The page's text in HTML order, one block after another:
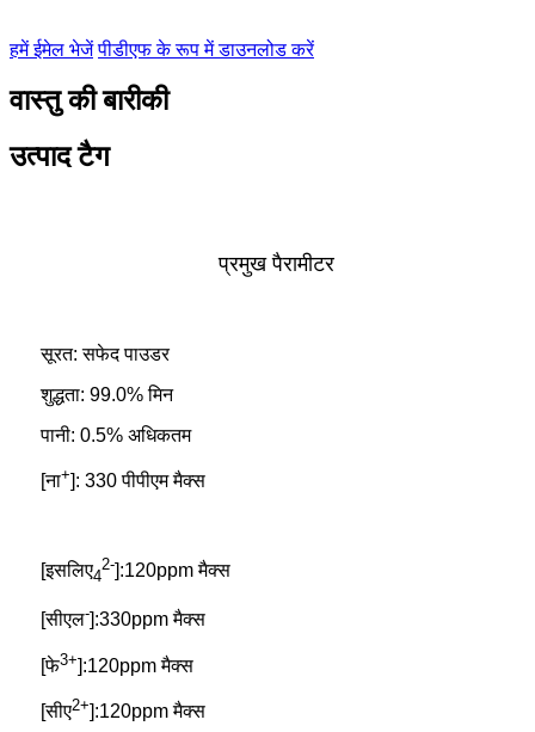
हमें ईमेल भेजें पीडीएफ के रूप में डाउनलोड करें
वास्तु की बारीकी
उत्पाद टैग
प्रमुख पैरामीटर
सूरत: सफेद पाउडर
शुद्धता: 99.0% मिन
पानी: 0.5% अधिकतम
[ना+]: 330 पीपीएम मैक्स
[इसलिए4
2-]:120ppm मैक्स
[सीएल-]:330ppm मैक्स
[फे3+]:120ppm मैक्स
[सीए2+]:120ppm मैक्स